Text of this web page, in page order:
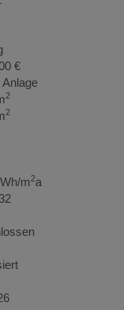
€
Anlage
2
2
m2a